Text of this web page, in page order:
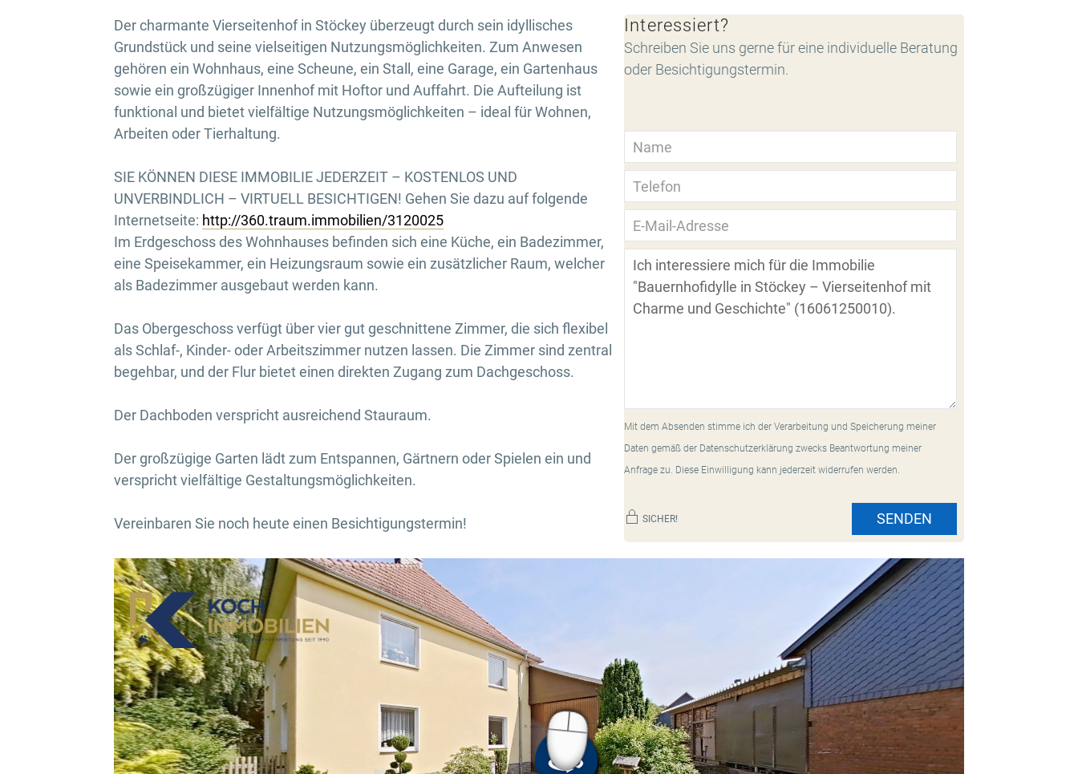
Der charmante Vierseitenhof in Stöckey überzeugt durch sein idyllisches
Grundstück und seine vielseitigen Nutzungsmöglichkeiten. Zum Anwesen
gehören ein Wohnhaus, eine Scheune, ein Stall, eine Garage, ein Gartenhaus
sowie ein großzügiger Innenhof mit Hoftor und Auffahrt. Die Aufteilung ist
funktional und bietet vielfältige Nutzungsmöglichkeiten – ideal für Wohnen,
Arbeiten oder Tierhaltung.
SIE KÖNNEN DIESE IMMOBILIE JEDERZEIT – KOSTENLOS UND
UNVERBINDLICH – VIRTUELL BESICHTIGEN! Gehen Sie dazu auf folgende
Internetseite: http://360.traum.immobilien/3120025
Im Erdgeschoss des Wohnhauses befinden sich eine Küche, ein Badezimmer,
eine Speisekammer, ein Heizungsraum sowie ein zusätzlicher Raum, welcher
als Badezimmer ausgebaut werden kann.
Das Obergeschoss verfügt über vier gut geschnittene Zimmer, die sich flexibel
als Schlaf-, Kinder- oder Arbeitszimmer nutzen lassen. Die Zimmer sind zentral
begehbar, und der Flur bietet einen direkten Zugang zum Dachgeschoss.
Der Dachboden verspricht ausreichend Stauraum.
Der großzügige Garten lädt zum Entspannen, Gärtnern oder Spielen ein und
verspricht vielfältige Gestaltungsmöglichkeiten.
Vereinbaren Sie noch heute einen Besichtigungstermin!
Interessiert?
Schreiben Sie uns gerne für eine individuelle Beratung
oder Besichtigungstermin.
Mit dem Absenden stimme ich der Verarbeitung und Speicherung meiner
Daten gemäß der Datenschutzerklärung zwecks Beantwortung meiner
Anfrage zu. Diese Einwilligung kann jederzeit widerrufen werden.
SICHER! SENDEN